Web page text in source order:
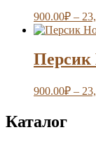
900.00₽ –
Персик
900.00₽ –
Каталог